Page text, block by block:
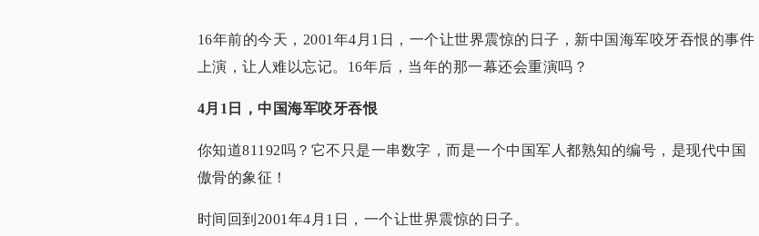
16年前的今天，2001年4月1日，一个让世界震惊的日子，新中国海军咬牙吞恨的事件
上演，让人难以忘记。16年后，当年的那一幕还会重演吗？
4月1日，中国海军咬牙吞恨
你知道81192吗？它不只是一串数字，而是一个中国军人都熟知的编号，是现代中国
傲骨的象征！
时间回到2001年4月1日，一个让世界震惊的日子。